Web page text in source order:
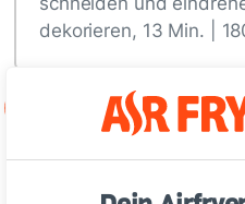
dekorieren, 13 Min. |